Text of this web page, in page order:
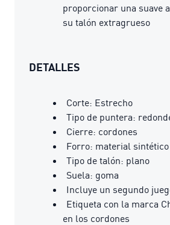
proporcionar una suave
su talón extragrueso
DETALLES
Corte: Estrecho
Tipo de puntera:
Cierre: cordones
Forro: material sintético
Tipo de talón: plano
Suela: goma
Incluye un segundo
Etiqueta con la marca
en los cordones